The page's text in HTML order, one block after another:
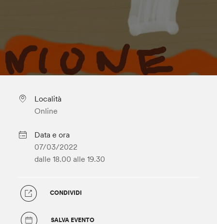
Località
Online
Data e ora
07/03/2022
dalle 18.00 alle 19.30
CONDIVIDI
SALVA EVENTO